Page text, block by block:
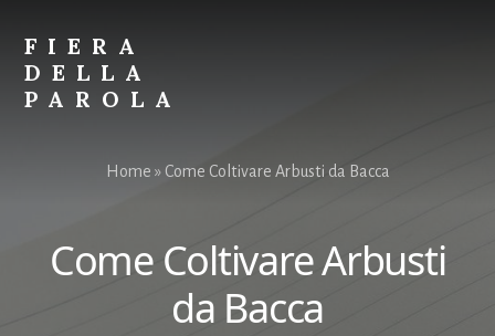
content
primary
sidebar
FIERA
DELLA
PAROLA
Home » Come Coltivare Arbusti da Bacca
Come Coltivare Arbusti
da Bacca